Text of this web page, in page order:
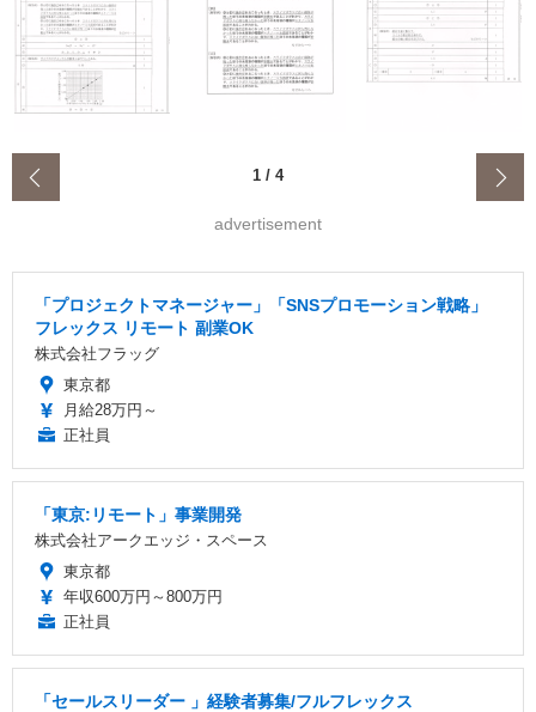
1 / 4
advertisement
「プロジェクトマネージャー」「SNSプロモーション戦略」
フレックス リモート 副業OK
株式会社フラッグ
東京都
月給28万円～
正社員
「東京:リモート」事業開発
株式会社アークエッジ・スペース
東京都
年収600万円～800万円
正社員
「セールスリーダー 」経験者募集/フルフレックス